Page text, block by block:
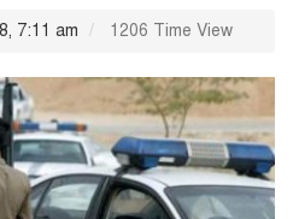
7:11 am 1206 Time View